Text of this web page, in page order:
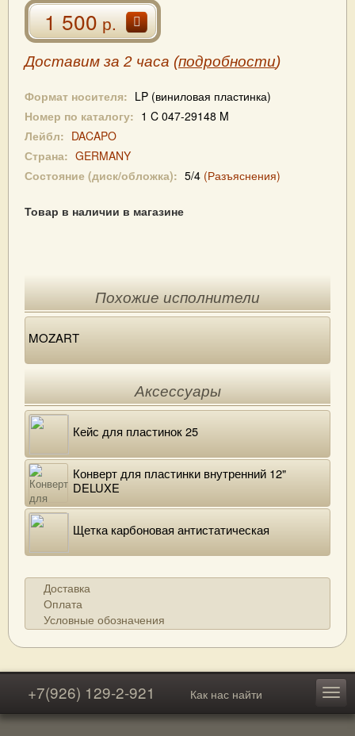
1 500р.
Доставим за 2 часа (подробности)
Формат носителя: LP (виниловая пластинка)
Номер по каталогу: 1 C 047-29148 M
Лейбл: DACAPO
Страна: GERMANY
Состояние (диск/обложка): 5/4 (Разъяснения)
Товар в наличии в магазине
Похожие исполнители
MOZART
Аксессуары
Кейс для пластинок 25
Конверт для пластинки внутренний 12"
DELUXE
Щетка карбоновая антистатическая
Доставка
Оплата
Условные обозначения
+7(926) 129-2-921 Как нас найти